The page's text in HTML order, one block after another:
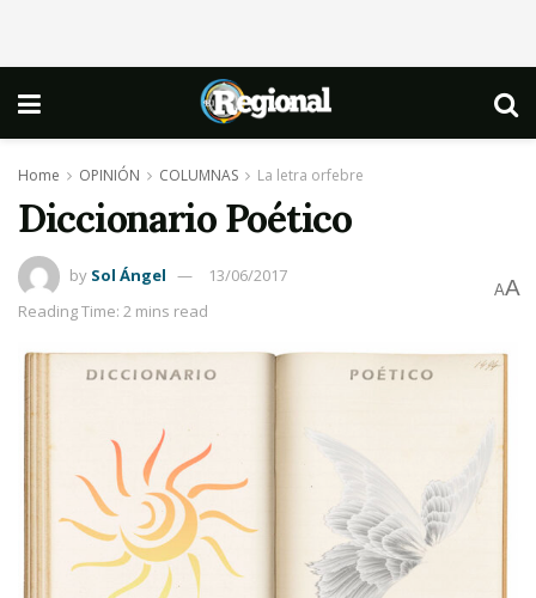
Home OPINIÓN COLUMNAS La letra orfebre
Diccionario Poético
by Sol Ángel
13/06/2017
Reading Time: 2 mins read
AA